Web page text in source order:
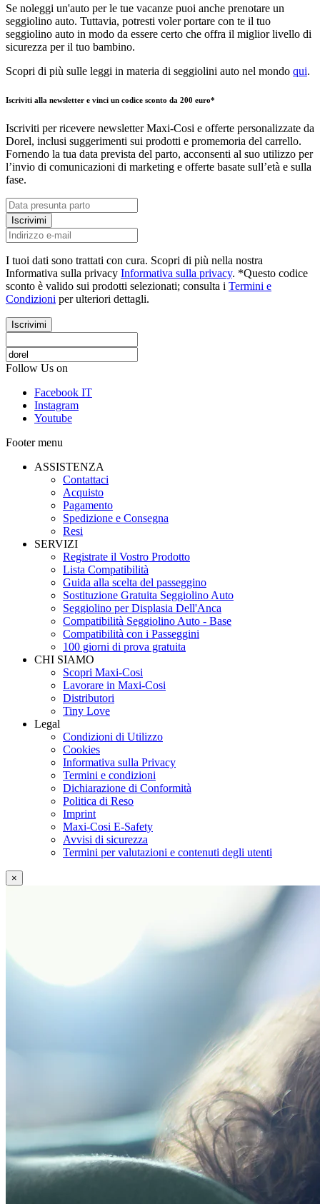
Se noleggi un'auto per le tue vacanze puoi anche prenotare un
seggiolino auto. Tuttavia, potresti voler portare con te il tuo
seggiolino auto in modo da essere certo che offra il miglior livello di
sicurezza per il tuo bambino.
Scopri di più sulle leggi in materia di seggiolini auto nel mondo qui.
Iscriviti alla newsletter e vinci un codice sconto da 200 euro*
Iscriviti per ricevere newsletter Maxi-Cosi e offerte personalizzate da
Dorel, inclusi suggerimenti sui prodotti e promemoria del carrello.
Fornendo la tua data prevista del parto, acconsenti al suo utilizzo per
l’invio di comunicazioni di marketing e offerte basate sull’età e sulla
fase.
Iscrivimi
I tuoi dati sono trattati con cura. Scopri di più nella nostra
Informativa sulla privacy Informativa sulla privacy. *Questo codice
sconto è valido sui prodotti selezionati; consulta i Termini e
Condizioni per ulteriori dettagli.
Iscrivimi
Follow Us on
Facebook IT
Instagram
Youtube
Footer menu
ASSISTENZA
Contattaci
Acquisto
Pagamento
Spedizione e Consegna
Resi
SERVIZI
Registrate il Vostro Prodotto
Lista Compatibilità
Guida alla scelta del passeggino
Sostituzione Gratuita Seggiolino Auto
Seggiolino per Displasia Dell'Anca
Compatibilità Seggiolino Auto - Base
Compatibilità con i Passeggini
100 giorni di prova gratuita
CHI SIAMO
Scopri Maxi-Cosi
Lavorare in Maxi-Cosi
Distributori
Tiny Love
Legal
Condizioni di Utilizzo
Cookies
Informativa sulla Privacy
Termini e condizioni
Dichiarazione di Conformità
Politica di Reso
Imprint
Maxi-Cosi E-Safety
Avvisi di sicurezza
Termini per valutazioni e contenuti degli utenti
×